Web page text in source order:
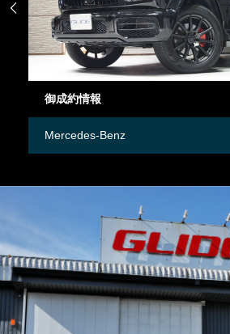
御成約情報
Mercedes-Benz
